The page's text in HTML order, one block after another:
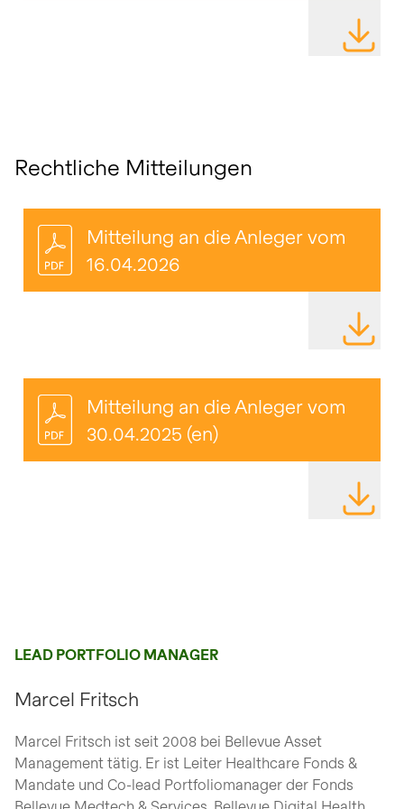
DATEI
Rechtliche Mitteilungen
Mitteilung an die Anleger vom
16.04.2026
DATEI
Mitteilung an die Anleger vom
30.04.2025 (en)
DATEI
LEAD PORTFOLIO MANAGER
Marcel Fritsch
Marcel Fritsch ist seit 2008 bei Bellevue Asset
Management tätig. Er ist Leiter Healthcare Fonds &
Mandate und Co-lead Portfoliomanager der Fonds